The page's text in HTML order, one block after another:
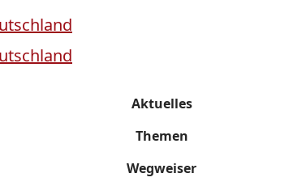
Aktuelles
Themen
Wegweiser